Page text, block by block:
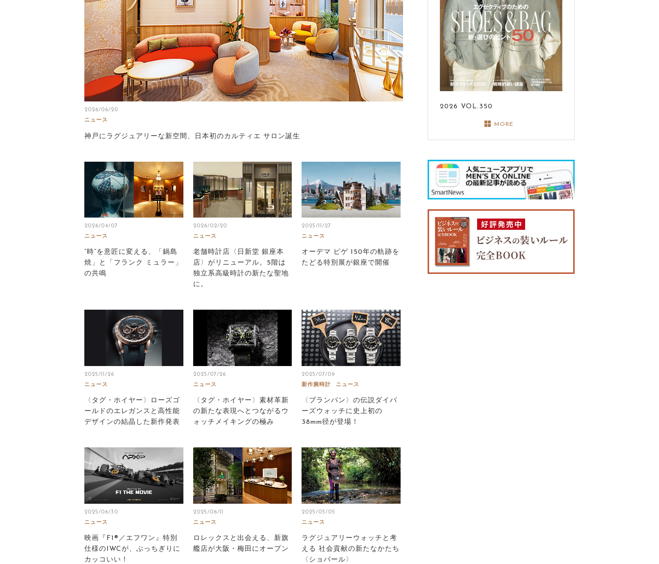
2026/06/20
ニュース
神戸にラグジュアリーな新空間、日本初のカルティエ サロン誕生
2026/04/07
ニュース
“時”を意匠に変える、「鍋島
焼」と「フランク ミュラー」
の共鳴
2026/02/20
ニュース
老舗時計店〈日新堂 銀座本
店〉がリニューアル。5階は
独立系高級時計の新たな聖地
に。
2025/11/27
ニュース
オーデマ ピゲ 150年の軌跡を
たどる特別展が銀座で開催
2025/11/26
ニュース
〈タグ・ホイヤー〉ローズゴ
ールドのエレガンスと高性能
デザインの結晶した新作発表
2025/07/26
ニュース
〈タグ・ホイヤー〉素材革新
の新たな表現へとつながるウ
ォッチメイキングの極み
2025/07/09
新作腕時計
ニュース
〈ブランパン〉の伝説ダイバ
ーズウォッチに史上初の
38mm径が登場！
2025/06/30
ニュース
映画『F1®／エフワン』特別
仕様のIWCが、ぶっちぎりに
カッコいい！
2025/06/11
ニュース
ロレックスと出会える、新旗
艦店が大阪・梅田にオープン
2025/05/05
ニュース
ラグジュアリーウォッチと考
える 社会貢献の新たなかたち
〈ショパール〉
2026 VOL.350
MORE